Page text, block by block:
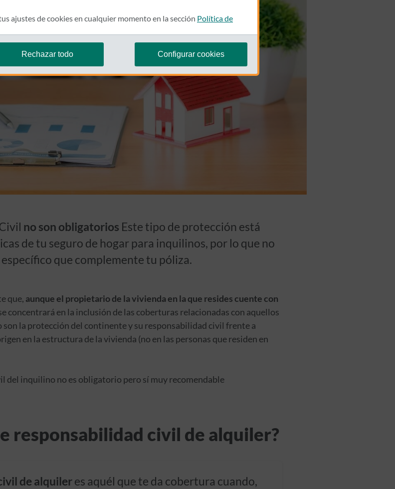
no son obligatorios Este tipo de protección está
de tu seguro de hogar para inquilinos, por lo que no
que complemente tu póliza.
que, aunque el propietario de la vivienda en la que resides cuente con
concentrará en la inclusión de las coberturas relacionadas con aquellos
la protección del continente y su responsabilidad civil frente a
en la estructura de la vivienda (no en las personas que residen en
del inquilino no es obligatorio pero sí muy recomendable
responsabilidad civil de alquiler?
de alquileres aquél que te da cobertura cuando,
ajustes de cookies en cualquier momento en la sección Política de
Rechazar todo Configurar cookies